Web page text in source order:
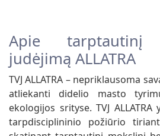
Apie tarptautinį
judėjimą ALLATRA
TVJ ALLATRA – nepriklausoma
atliekanti didelio masto
ekologijos srityse. TVJ
tarpdisciplininio požiūrio